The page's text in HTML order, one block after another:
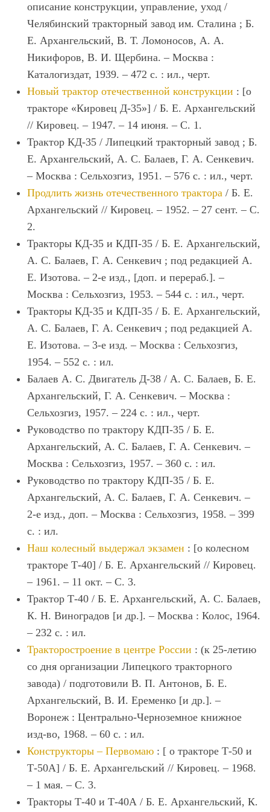
описание конструкции, управление, уход /
Челябинский тракторный завод им. Сталина ; Б.
Е. Архангельский, В. Т. Ломоносов, А. А.
Никифоров, В. И. Щербина. – Москва :
Каталогиздат, 1939. – 472 с. : ил., черт.
Новый трактор отечественной конструкции : [о
тракторе «Кировец Д-35»] / Б. Е. Архангельский
// Кировец. – 1947. – 14 июня. – С. 1.
Трактор КД-35 / Липецкий тракторный завод ; Б.
Е. Архангельский, А. С. Балаев, Г. А. Сенкевич.
– Москва : Сельхозгиз, 1951. – 576 с. : ил., черт.
Продлить жизнь отечественного трактора / Б. Е.
Архангельский // Кировец. – 1952. – 27 сент. – С.
2.
Тракторы КД-35 и КДП-35 / Б. Е. Архангельский,
А. С. Балаев, Г. А. Сенкевич ; под редакцией А.
Е. Изотова. – 2-е изд., [доп. и перераб.]. –
Москва : Сельхозгиз, 1953. – 544 с. : ил., черт.
Тракторы КД-35 и КДП-35 / Б. Е. Архангельский,
А. С. Балаев, Г. А. Сенкевич ; под редакцией А.
Е. Изотова. – 3-е изд. – Москва : Сельхозгиз,
1954. – 552 с. : ил.
Балаев А. С. Двигатель Д-38 / А. С. Балаев, Б. Е.
Архангельский, Г. А. Сенкевич. – Москва :
Сельхозгиз, 1957. – 224 с. : ил., черт.
Руководство по трактору КДП-35 / Б. Е.
Архангельский, А. С. Балаев, Г. А. Сенкевич. –
Москва : Сельхозгиз, 1957. – 360 с. : ил.
Руководство по трактору КДП-35 / Б. Е.
Архангельский, А. С. Балаев, Г. А. Сенкевич. –
2-е изд., доп. – Москва : Сельхозгиз, 1958. – 399
с. : ил.
Наш колесный выдержал экзамен : [о колесном
тракторе Т-40] / Б. Е. Архангельский // Кировец.
– 1961. – 11 окт. – С. 3.
Трактор Т-40 / Б. Е. Архангельский, А. С. Балаев,
К. Н. Виноградов [и др.]. – Москва : Колос, 1964.
– 232 с. : ил.
Тракторостроение в центре России : (к 25-летию
со дня организации Липецкого тракторного
завода) / подготовили В. П. Антонов, Б. Е.
Архангельский, В. И. Еременко [и др.]. –
Воронеж : Центрально-Черноземное книжное
изд-во, 1968. – 60 с. : ил.
Конструкторы – Первомаю : [ о тракторе Т-50 и
Т-50А] / Б. Е. Архангельский // Кировец. – 1968.
– 1 мая. – С. 3.
Тракторы Т-40 и Т-40А / Б. Е. Архангельский, К.